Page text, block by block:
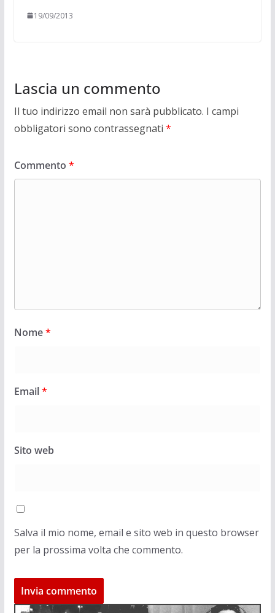
19/09/2013
Lascia un commento
Il tuo indirizzo email non sarà pubblicato. I campi
obbligatori sono contrassegnati *
Commento *
Nome*
Email*
Sito web
Salva il mio nome, email e sito web in questo browser
per la prossima volta che commento.